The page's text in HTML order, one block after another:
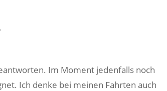
Im Moment jedenfalls noch
Ich denke bei meinen Fahrten auch